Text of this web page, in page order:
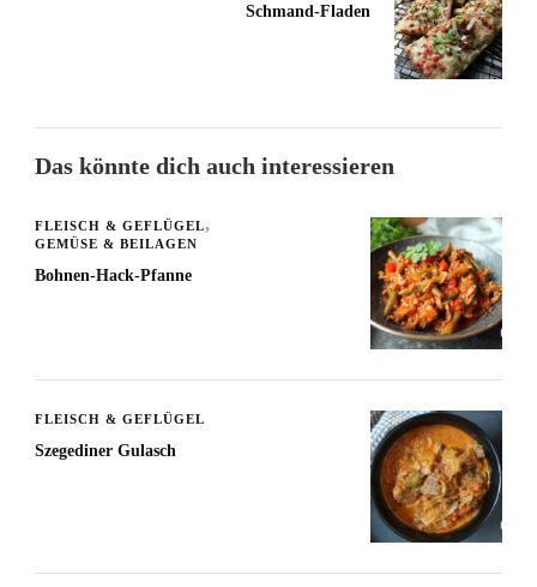
Schmand-Fladen
Das könnte dich auch interessieren
FLEISCH & GEFLÜGEL
GEMÜSE & BEILAGEN
Bohnen-Hack-Pfanne
FLEISCH & GEFLÜGEL
Szegediner Gulasch